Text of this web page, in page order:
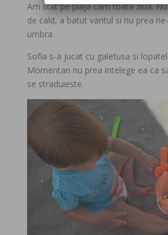
Am stat pe plaja cam toata ziua.
de cald, a batut vantul si nu prea
umbra.
Sofia s-a jucat cu galetusa si
Momentan nu prea intelege ea ca
se straduieste.